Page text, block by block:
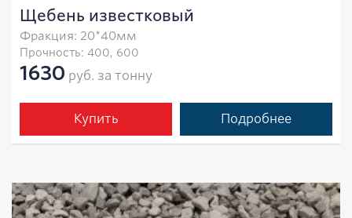
Щебень известковый
Фракция: 20*40мм
Прочность: 400, 600
1630 руб. за тонну
Купить Подробнее